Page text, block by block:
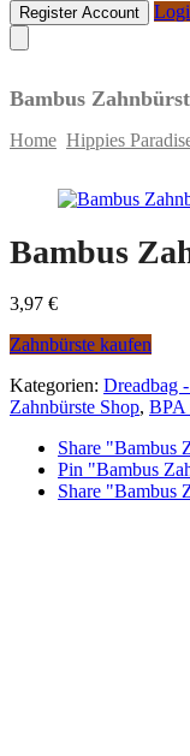
Register Account
Bambus
Home Hippies
content
Bambus
3,97 €
Zahnbürste kaufen
Kategorien: Dreadbag
Zahnbürste Shop, BPA
Share "Bambus
Pin "Bambus
Share "Bambus